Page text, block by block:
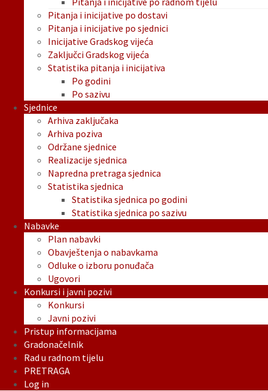
Pitanja i inicijative po dostavi
Pitanja i inicijative po sjednici
Inicijative Gradskog vijeća
Zaključci Gradskog vijeća
Statistika pitanja i inicijativa
Po godini
Po sazivu
Sjednice
Arhiva zaključaka
Arhiva poziva
Održane sjednice
Realizacije sjednica
Napredna pretraga sjednica
Statistika sjednica
Statistika sjednica po godini
Statistika sjednica po sazivu
Nabavke
Plan nabavki
Obavještenja o nabavkama
Odluke o izboru ponuđača
Ugovori
Konkursi i javni pozivi
Konkursi
Javni pozivi
Pristup informacijama
Gradonačelnik
Rad u radnom tijelu
PRETRAGA
Log in